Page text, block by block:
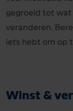
gegroeid tot wat
veranderen.
iets hebt om op
Winst &